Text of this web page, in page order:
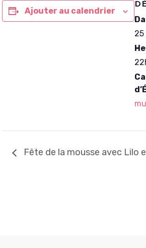
Ajouter au calendrier
Fête de la mousse avec Lilo